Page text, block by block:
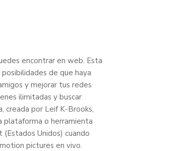
encontrar en web. Esta
de que haya
y mejorar tus redes
ilimitadas y buscar
creada por Leif K-Brooks,
plataforma o herramienta
Unidos) cuando
pictures en vivo.